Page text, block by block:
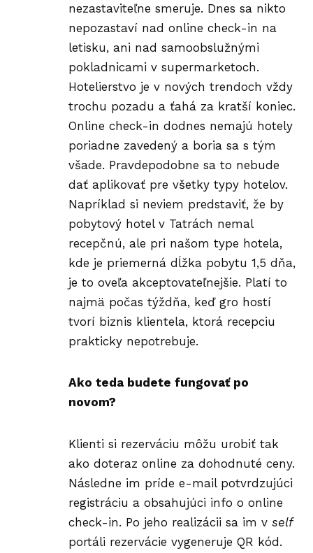
nezastaviteľne smeruje. Dnes sa nikto
nepozastaví nad online check-in na
letisku, ani nad samoobslužnými
pokladnicami v supermarketoch.
Hotelierstvo je v nových trendoch vždy
trochu pozadu a ťahá za kratší koniec.
Online check-in dodnes nemajú hotely
poriadne zavedený a boria sa s tým
všade. Pravdepodobne sa to nebude
dať aplikovať pre všetky typy hotelov.
Napríklad si neviem predstaviť, že by
pobytový hotel v Tatrách nemal
recepčnú, ale pri našom type hotela,
kde je priemerná dĺžka pobytu 1,5 dňa,
je to oveľa akceptovateľnejšie. Platí to
najmä počas týždňa, keď gro hostí
tvorí biznis klientela, ktorá recepciu
prakticky nepotrebuje.
Ako teda budete fungovať po
novom?
Klienti si rezerváciu môžu urobiť tak
ako doteraz online za dohodnuté ceny.
Následne im príde e-mail potvrdzujúci
registráciu a obsahujúci info o online
check-in. Po jeho realizácii sa im v self
portáli rezervácie vygeneruje QR kód.